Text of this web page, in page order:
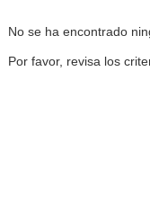
No se ha encontrado
Por favor, revisa los